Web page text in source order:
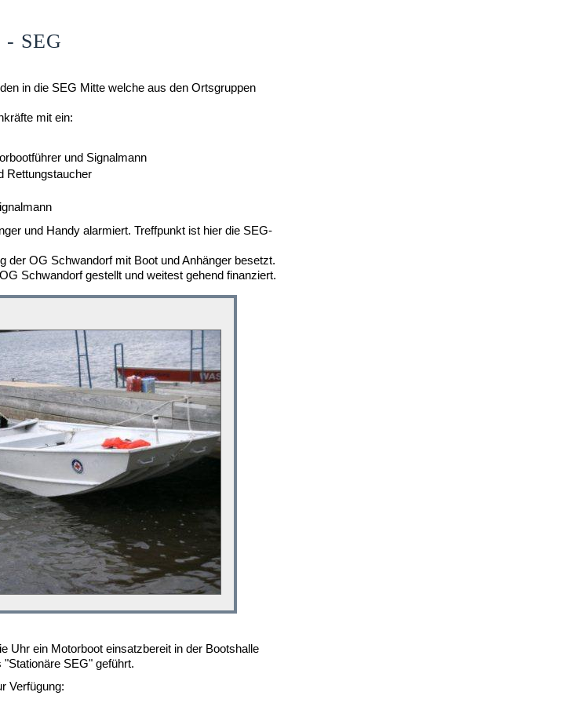
- SEG
in die SEG Mitte welche aus den Ortsgruppen
mit ein:
und Signalmann
Rettungstaucher
und Handy alarmiert. Treffpunkt ist hier die SEG-
der OG Schwandorf mit Boot und Anhänger besetzt.
Schwandorf gestellt und weitest gehend finanziert.
Uhr ein Motorboot einsatzbereit in der Bootshalle
SEG" geführt.
Verfügung: